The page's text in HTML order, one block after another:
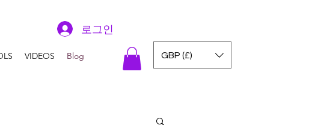
로그인
VIDEOS Blog GBP (£)